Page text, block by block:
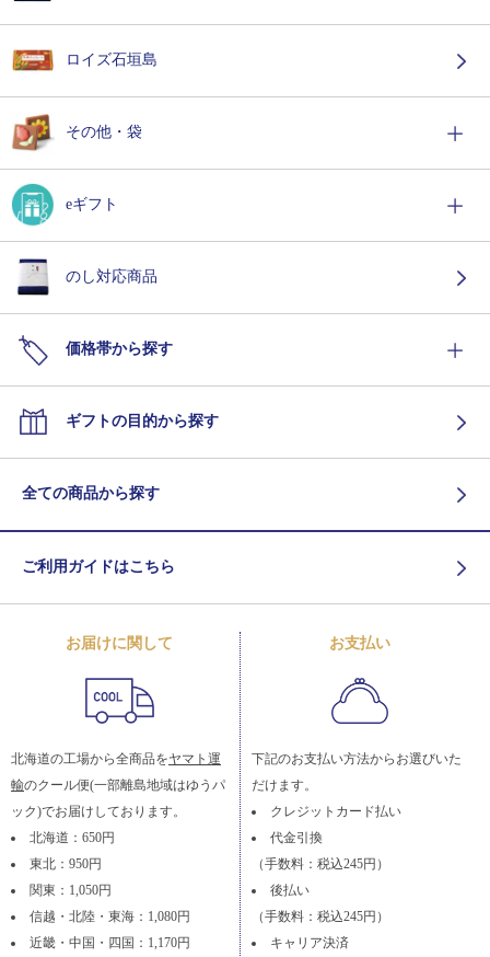
ロイズ石垣島
その他・袋
eギフト
のし対応商品
価格帯から探す
ギフトの目的から探す
全ての商品から探す
ご利用ガイドはこちら
お届けに関して
北海道の工場から全商品をヤマト運
輸のクール便(一部離島地域はゆうパ
ック)でお届けしております。
北海道：650円
東北：950円
関東：1,050円
信越・北陸・東海：1,080円
近畿・中国・四国：1,170円
お支払い
下記のお支払い方法からお選びいた
だけます。
クレジットカード払い
代金引換
（手数料：税込245円）
後払い
（手数料：税込245円）
キャリア決済